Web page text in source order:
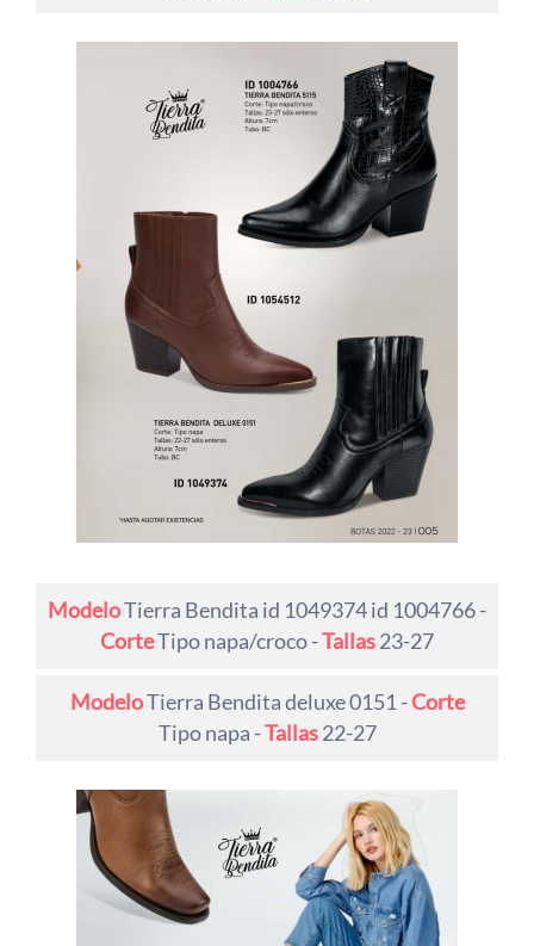
ModeloTierra Bendita id 1049374 id 1004766 -
CorteTipo napa/croco -Tallas23-27
ModeloTierra Bendita deluxe 0151 -Corte
Tipo napa -Tallas22-27